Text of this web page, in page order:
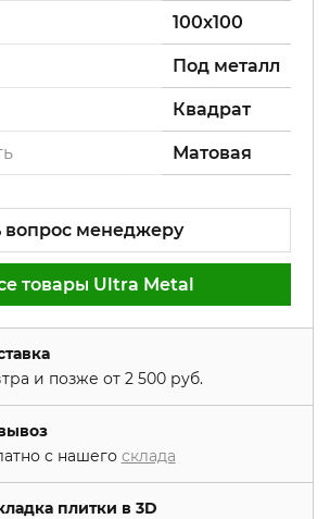
100x100
Под металл
Квадрат
Матовая
товары Ultra Metal
и позже от 2 500 руб.
с нашего склада
плитки в 3D